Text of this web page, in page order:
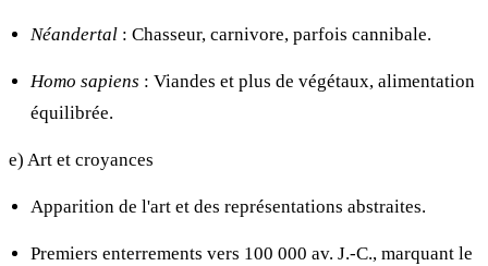
Néandertal : Chasseur, carnivore, parfois cannibale.
Homo sapiens : Viandes et plus de végétaux, alimentation
équilibrée.
e) Art et croyances
Apparition de l'art et des représentations abstraites.
Premiers enterrements vers 100 000 av. J.-C., marquant le